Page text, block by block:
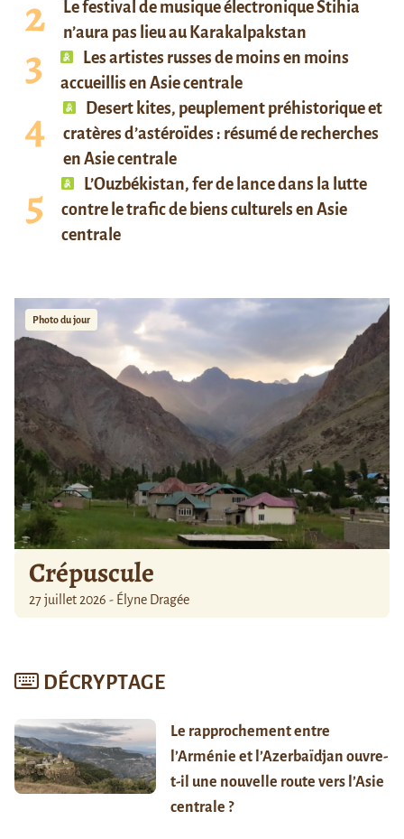
Le festival de musique électronique Stihia
n’aura pas lieu au Karakalpakstan
Les artistes russes de moins en moins
accueillis en Asie centrale
Desert kites, peuplement préhistorique et
cratères d’astéroïdes : résumé de recherches
en Asie centrale
L’Ouzbékistan, fer de lance dans la lutte
contre le trafic de biens culturels en Asie
centrale
Photo du jour
Crépuscule
27 juillet 2026 - Élyne Dragée
DÉCRYPTAGE
Le rapprochement entre
l’Arménie et l’Azerbaïdjan ouvre-
t-il une nouvelle route vers l’Asie
centrale ?